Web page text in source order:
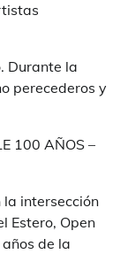
Durante la
perecederos y
100 AÑOS –
intersección
Estero, Open
de la